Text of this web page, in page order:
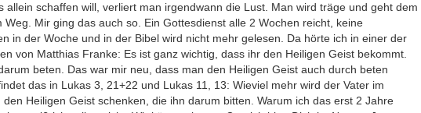
allein schaffen will, verliert man irgendwann die Lust. Man wird träge und geht dem
Weg. Mir ging das auch so. Ein Gottesdienst alle 2 Wochen reicht, keine
in der Woche und in der Bibel wird nicht mehr gelesen. Da hörte ich in einer der
von Matthias Franke: Es ist ganz wichtig, dass ihr den Heiligen Geist bekommt.
beten. Das war mir neu, dass man den Heiligen Geist auch durch beten
das in Lukas 3, 21+22 und Lukas 11, 13: Wieviel mehr wird der Vater im
den Heiligen Geist schenken, die ihn darum bitten. Warum ich das erst 2 Jahre